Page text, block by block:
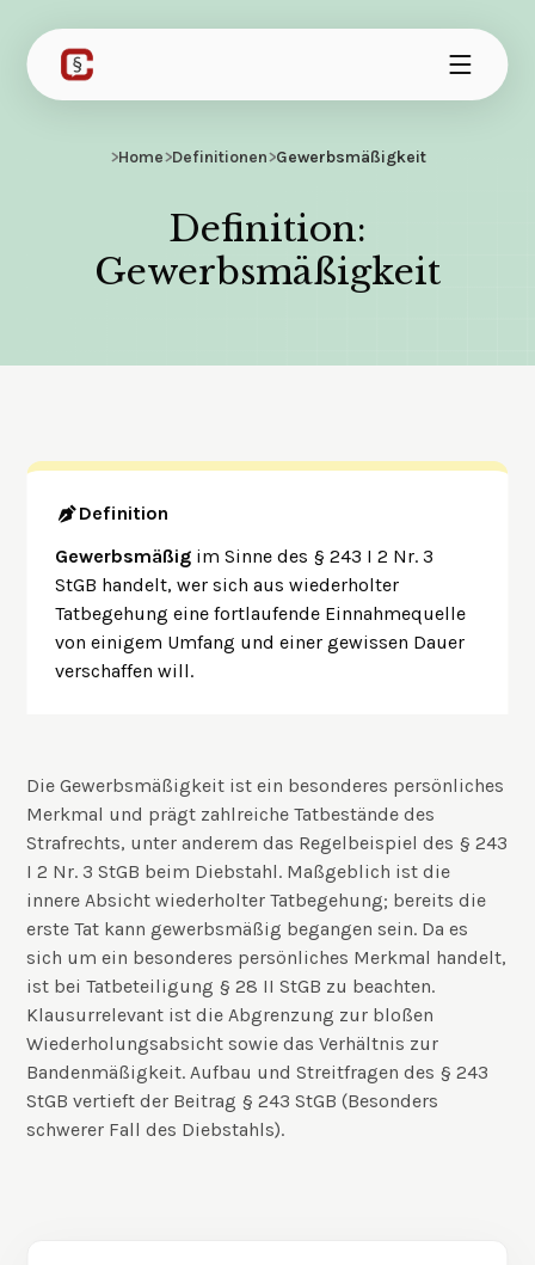
>Home>Definitionen>Gewerbsmäßigkeit
Definition:
Gewerbsmäßigkeit
Definition
Gewerbsmäßig im Sinne des § 243 I 2 Nr. 3
StGB handelt, wer sich aus wiederholter
Tatbegehung eine fortlaufende Einnahmequelle
von einigem Umfang und einer gewissen Dauer
verschaffen will.
Die Gewerbsmäßigkeit ist ein besonderes persönliches
Merkmal und prägt zahlreiche Tatbestände des
Strafrechts, unter anderem das Regelbeispiel des § 243
I 2 Nr. 3 StGB beim Diebstahl. Maßgeblich ist die
innere Absicht wiederholter Tatbegehung; bereits die
erste Tat kann gewerbsmäßig begangen sein. Da es
sich um ein besonderes persönliches Merkmal handelt,
ist bei Tatbeteiligung § 28 II StGB zu beachten.
Klausurrelevant ist die Abgrenzung zur bloßen
Wiederholungsabsicht sowie das Verhältnis zur
Bandenmäßigkeit. Aufbau und Streitfragen des § 243
StGB vertieft der Beitrag § 243 StGB (Besonders
schwerer Fall des Diebstahls).